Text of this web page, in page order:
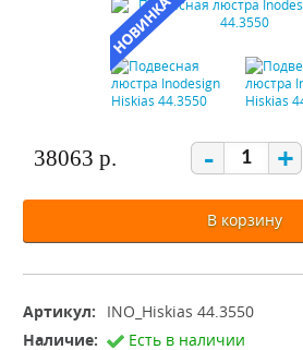
38063 р. - +
В корзину
Артикул:
INO_Hiskias 44.3550
Наличие:
Есть в наличии